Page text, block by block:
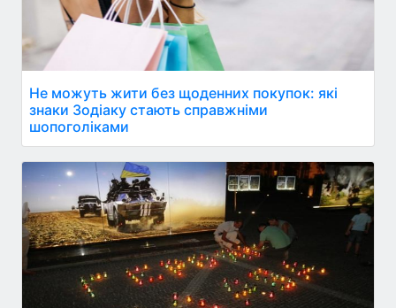
Не можуть жити без щоденних покупок: які
знаки Зодіаку стають справжніми
шопоголіками